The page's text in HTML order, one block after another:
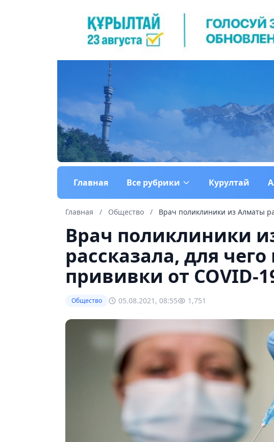
Главная Все рубрики Курултай
Главная / Общество / Врач поликлиники из Алматы
Врач поликлиники
рассказала, для
прививки от COVID-
Общество 05.08.2021, 08:55 1,751